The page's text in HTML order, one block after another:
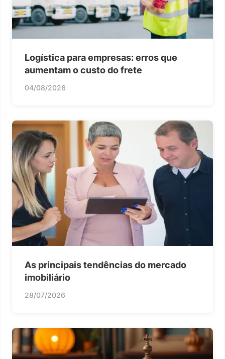
Logística para empresas: erros que
aumentam o custo do frete
04/08/2026
As principais tendências do mercado
imobiliário
28/07/2026